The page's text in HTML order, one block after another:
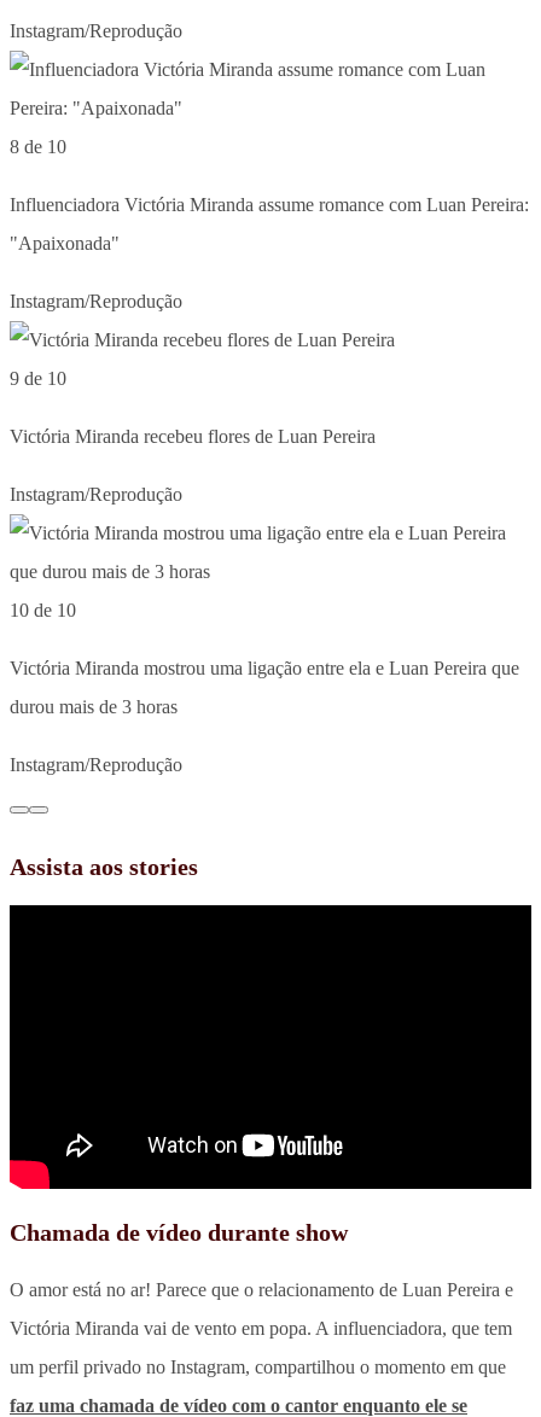
Instagram/Reprodução
8 de 10
Influenciadora Victória Miranda assume romance com Luan Pereira:
"Apaixonada"
Instagram/Reprodução
9 de 10
Victória Miranda recebeu flores de Luan Pereira
Instagram/Reprodução
10 de 10
Victória Miranda mostrou uma ligação entre ela e Luan Pereira que
durou mais de 3 horas
Instagram/Reprodução
Assista aos stories
Chamada de vídeo durante show
O amor está no ar! Parece que o relacionamento de Luan Pereira e
Victória Miranda vai de vento em popa. A influenciadora, que tem
um perfil privado no Instagram, compartilhou o momento em que
faz uma chamada de vídeo com o cantor enquanto ele se